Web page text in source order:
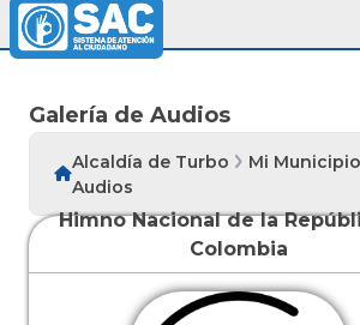
Galería de Audios
Alcaldía de Turbo Mi Municipio
Audios
Himno Nacional de la
Colombia